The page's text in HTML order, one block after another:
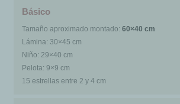
Básico
Tamaño aproximado montado:60×40 cm
Lámina: 30×45 cm
Niño: 29×40 cm
Pelota: 9×9 cm
15 estrellas entre 2 y 4 cm